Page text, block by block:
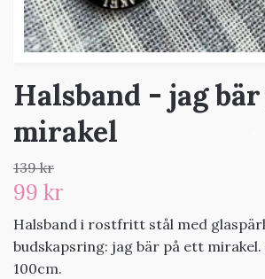
Halsband - jag
mirakel
139 kr
99 kr
Halsband i rostfritt stål med
budskapsring: jag bär på ett
100cm.